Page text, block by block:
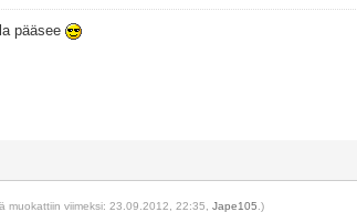
pääsee
muokattiin viimeksi: 23.09.2012, 22:35,Jape105 .)